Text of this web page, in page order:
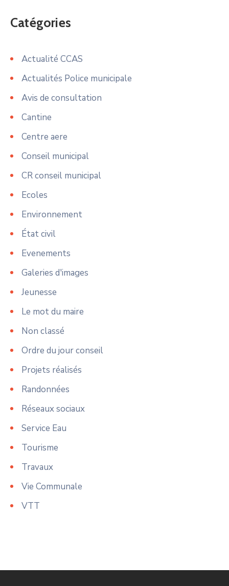
Catégories
Actualité CCAS
Actualités Police municipale
Avis de consultation
Cantine
Centre aere
Conseil municipal
CR conseil municipal
Ecoles
Environnement
État civil
Evenements
Galeries d'images
Jeunesse
Le mot du maire
Non classé
Ordre du jour conseil
Projets réalisés
Randonnées
Réseaux sociaux
Service Eau
Tourisme
Travaux
Vie Communale
VTT